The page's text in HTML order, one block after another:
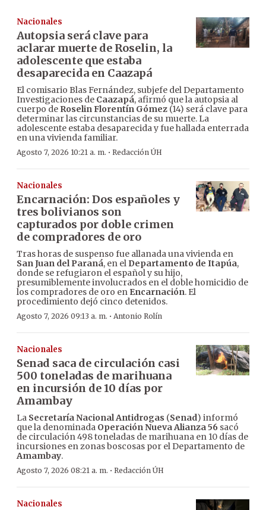
Nacionales
Autopsia será clave para
aclarar muerte de Roselin, la
adolescente que estaba
desaparecida en Caazapá
El comisario Blas Fernández, subjefe del Departamento
Investigaciones de Caazapá, afirmó que la autopsia al
cuerpo de Roselin Florentín Gómez (14) será clave para
determinar las circunstancias de su muerte. La
adolescente estaba desaparecida y fue hallada enterrada
en una vivienda familiar.
Agosto 7, 2026 10:21 a. m. · Redacción ÚH
Nacionales
Encarnación: Dos españoles y
tres bolivianos son
capturados por doble crimen
de compradores de oro
Tras horas de suspenso fue allanada una vivienda en
San Juan del Paraná, en el Departamento de Itapúa,
donde se refugiaron el español y su hijo,
presumiblemente involucrados en el doble homicidio de
los compradores de oro en Encarnación. El
procedimiento dejó cinco detenidos.
Agosto 7, 2026 09:13 a. m. · Antonio Rolín
Nacionales
Senad saca de circulación casi
500 toneladas de marihuana
en incursión de 10 días por
Amambay
La Secretaría Nacional Antidrogas (Senad) informó
que la denominada Operación Nueva Alianza 56 sacó
de circulación 498 toneladas de marihuana en 10 días de
incursiones en zonas boscosas por el Departamento de
Amambay.
Agosto 7, 2026 08:21 a. m. · Redacción ÚH
Nacionales